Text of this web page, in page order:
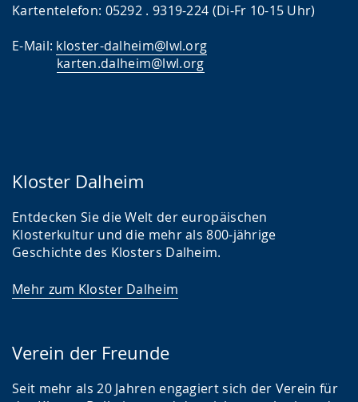
Kartentelefon: 05292 . 9319-224 (Di-Fr 10-15 Uhr)
E-Mail: kloster-dalheim@lwl.org
karten.dalheim@lwl.org
Kloster Dalheim
Entdecken Sie die Welt der europäischen
Klosterkultur und die mehr als 800-jährige
Geschichte des Klosters Dalheim.
Mehr zum Kloster Dalheim
Verein der Freunde
Seit mehr als 20 Jahren engagiert sich der Verein für